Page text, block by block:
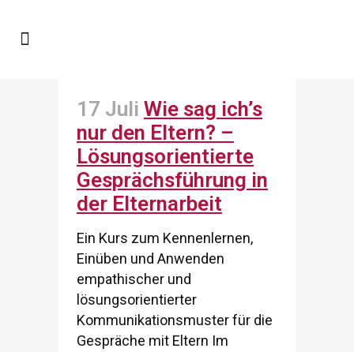
17 Juli Wie sag ich’s
nur den Eltern? –
Lösungsorientierte
Gesprächsführung in
der Elternarbeit
Ein Kurs zum Kennenlernen,
Einüben und Anwenden
empathischer und
lösungsorientierter
Kommunikationsmuster für die
Gespräche mit Eltern Im